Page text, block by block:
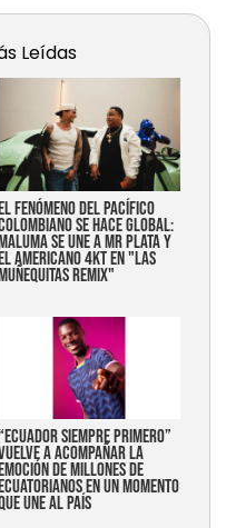
Leídas
FENÓMENO DEL PACÍFICO
SE HACE GLOBAL:
SE UNE A MR PLATA Y
AMERICANO 4KT EN "LAS
REMIX"
siempre primero”
a acompañar la
de millones de
en un momento
une al país